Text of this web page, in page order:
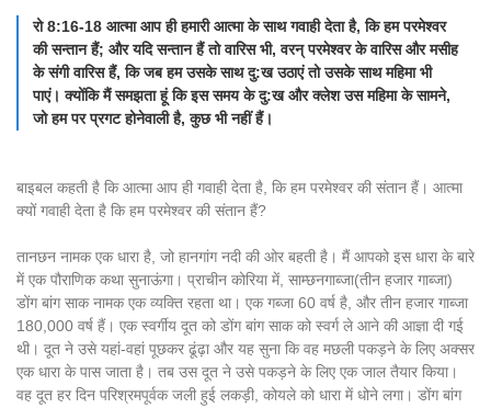
रो 8:16-18 आत्मा आप ही हमारी आत्मा के साथ गवाही देता है, कि हम परमेश्वर
की सन्तान हैं; और यदि सन्तान हैं तो वारिस भी, वरन् परमेश्वर के वारिस और मसीह
के संगी वारिस हैं, कि जब हम उसके साथ दु:ख उठाएं तो उसके साथ महिमा भी
पाएं। क्योंकि मैं समझता हूं कि इस समय के दु:ख और क्लेश उस महिमा के सामने,
जो हम पर प्रगट होनेवाली है, कुछ भी नहीं हैं।
बाइबल कहती है कि आत्मा आप ही गवाही देता है, कि हम परमेश्वर की संतान हैं। आत्मा
क्यों गवाही देता है कि हम परमेश्वर की संतान हैं?
तानछन नामक एक धारा है, जो हानगांग नदी की ओर बहती है। मैं आपको इस धारा के बारे
में एक पौराणिक कथा सुनाऊंगा। प्राचीन कोरिया में, साम्छनगाब्जा(तीन हजार गाब्जा)
डोंग बांग साक नामक एक व्यक्ति रहता था। एक गब्जा 60 वर्ष है, और तीन हजार गाब्जा
180,000 वर्ष हैं। एक स्वर्गीय दूत को डोंग बांग साक को स्वर्ग ले आने की आज्ञा दी गई
थी। दूत ने उसे यहां-वहां पूछकर ढूंढ़ा और यह सुना कि वह मछली पकड़ने के लिए अक्सर
एक धारा के पास जाता है। तब उस दूत ने उसे पकड़ने के लिए एक जाल तैयार किया।
वह दूत हर दिन परिश्रमपूर्वक जली हुई लकड़ी, कोयले को धारा में धोने लगा। डोंग बांग